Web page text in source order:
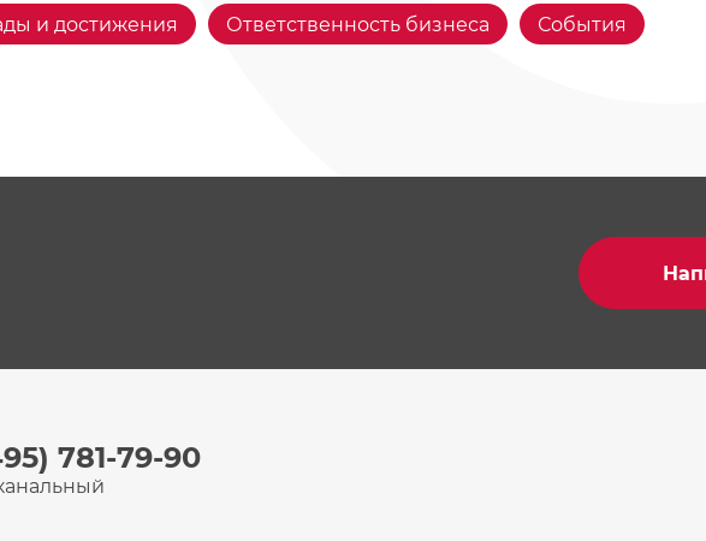
и достижения Ответственность бизнеса События
781-79-90